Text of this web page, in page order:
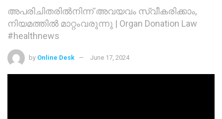
അപരിചിതരില്‍നിന്ന് അവയവം സ്വീകരിക്കാം,
നിയമത്തില്‍ മാറ്റംവരുന്നു | Organ Donation Law
#healthnews
by Online Desk June 17, 2024